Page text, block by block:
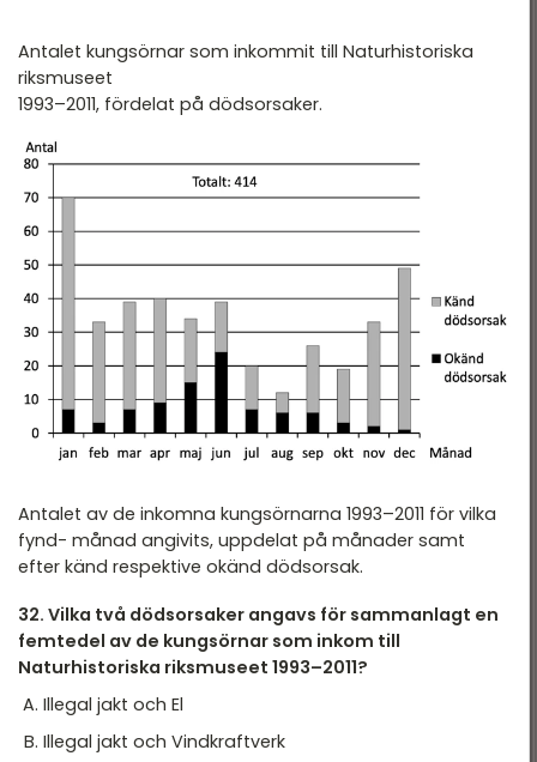
Antalet kungsörnar som inkommit till Naturhistoriska
riksmuseet
1993–2011, fördelat på dödsorsaker.
Antalet av de inkomna kungsörnarna 1993–2011 för vilka
fynd- månad angivits, uppdelat på månader samt
efter känd respektive okänd dödsorsak.
32. Vilka två dödsorsaker angavs för sammanlagt en
femtedel av de kungsörnar som inkom till
Naturhistoriska riksmuseet 1993–2011?
Illegal jakt och El
Illegal jakt och Vindkraftverk